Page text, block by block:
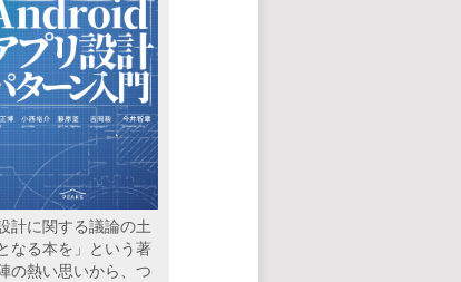
設計に関する議論の土
なる本を」という著
の熱い思いから、つ